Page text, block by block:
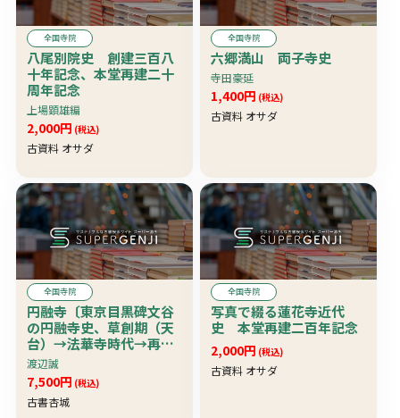
全国寺院
八尾別院史 創建三百八
十年記念、本堂再建二十
周年記念
上場顕雄編
2,000円 (税込)
古資料 オサダ
全国寺院
六郷満山 両子寺史
寺田豪延
1,400円 (税込)
古資料 オサダ
全国寺院
円融寺〔東京目黒碑文谷
の円融寺史、草創期（天
台）→法華寺時代→再び
天台寺に等叙述、附：黄
表紙「拝寿仁王参」＆黄
表紙「碑文谷利生四竹
節」を影印収録・円融寺
渡辺誠
7,500円 (税込)
古書杏城
全国寺院
写真で綴る蓮花寺近代
史 本堂再建二百年記念
2,000円 (税込)
古資料 オサダ